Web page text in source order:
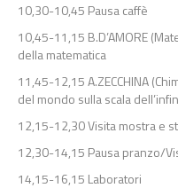
10,30-10,45 Pausa caffè
10,45-11,15 B.D’AMORE
della matematica
11,45-12,15 A.ZECCHINA
del mondo sulla scala
12,15-12,30 Visita mostra e
12,30-14,15 Pausa pranzo/
14,15-16,15 Laboratori